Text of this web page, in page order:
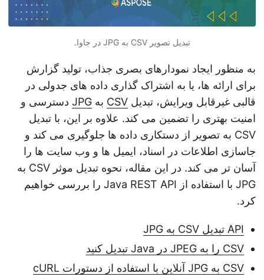
تبدیل تصویر CSV به JPG در جاوا.
به منظور ایجاد نمودارهای بصری جذاب، تولید گزارش
برای ارائه ها، یا به اشتراک گذاری داده های جدولی در
قالبی غیرقابل ویرایش، تبدیل CSVبهJPGدسترسی و
امنیت بهتری را تضمین می کند. علاوه بر این، با تبدیل
CSV به تصویر از دستکاری داده ها جلوگیری می کند و
جاسازی اطلاعات در اسناد، ایمیل ها و وب سایت ها را
آسان تر می کند. در این مقاله، نحوه تبدیل موثر CSV به
JPG با استفاده از Java REST API را بررسی خواهیم
کرد.
API تبدیل CSV به JPG
CSV را به JPEG در Java تبدیل کنید
CSV به JPG آنلاین با استفاده از دستورات cURL